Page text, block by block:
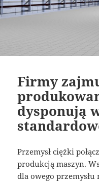
Firmy
dysponują
Przemysł ciężki
produkcją maszyn.
dla owego przemysłu